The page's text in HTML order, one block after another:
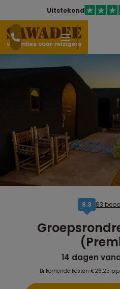
Uitstekend
8,3 83
14 dagen
Bijkomende kosten €26,25